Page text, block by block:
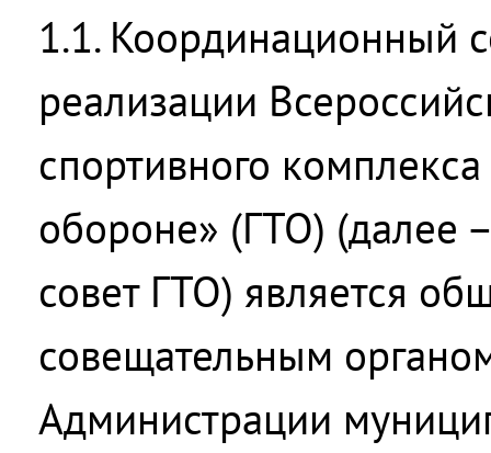
1.1. Координационный
реализации
спортивного комплекса
обороне» (ГТО) (далее
совет ГТО) является
совещательным
Администрации